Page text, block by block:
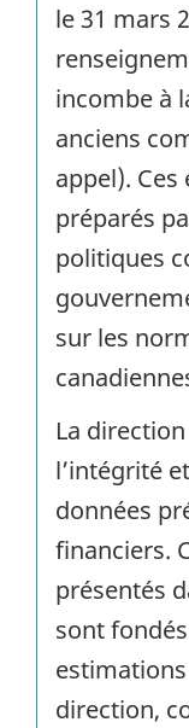
le 31 mars
incombe à
anciens
appel).
préparés
politiques
sur les
La
l’intégrité
données
financiers.
présentés
sont
direction,